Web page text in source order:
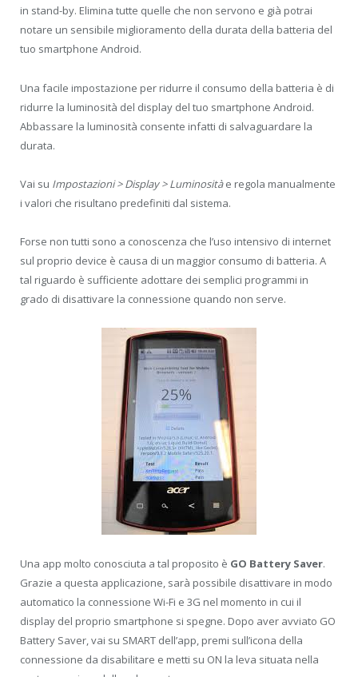
in stand-by. Elimina tutte quelle che non servono e già potrai
notare un sensibile miglioramento della durata della batteria del
tuo smartphone Android.
Una facile impostazione per ridurre il consumo della batteria è di
ridurre la luminosità del display del tuo smartphone Android.
Abbassare la luminosità consente infatti di salvaguardare la
durata.
Vai su Impostazioni > Display > Luminositàe regola manualmente
i valori che risultano predefiniti dal sistema.
Forse non tutti sono a conoscenza che l’uso intensivo di internet
sul proprio device è causa di un maggior consumo di batteria. A
tal riguardo è sufficiente adottare dei semplici programmi in
grado di disattivare la connessione quando non serve.
Una app molto conosciuta a tal proposito è GO Battery Saver.
Grazie a questa applicazione, sarà possibile disattivare in modo
automatico la connessione Wi-Fi e 3G nel momento in cui il
display del proprio smartphone si spegne. Dopo aver avviato GO
Battery Saver, vai su SMART dell’app, premi sull’icona della
connessione da disabilitare e metti su ON la leva situata nella